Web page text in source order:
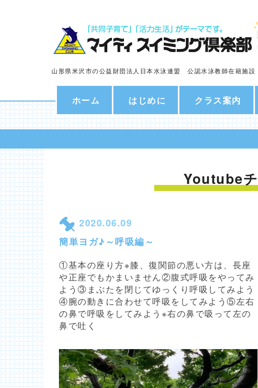
山形県米沢市の公益財団法人日本水泳連盟 公認水泳教師在籍施設
ホーム はじめに クラス案内
Youtube
2020.06.09
簡単ヨガ♪～呼吸編～
①基本の座り方※膝、復関節の悪い方は、長座
や正座でもかまいません②腹式呼吸をやってみ
よう③まぶたを閉じてゆっくり呼吸してみよう
④腕の動きに合わせて呼吸をしてみよう⑤左右
の鼻で呼吸をしてみよう※右の鼻で吸って左の
鼻で吐く